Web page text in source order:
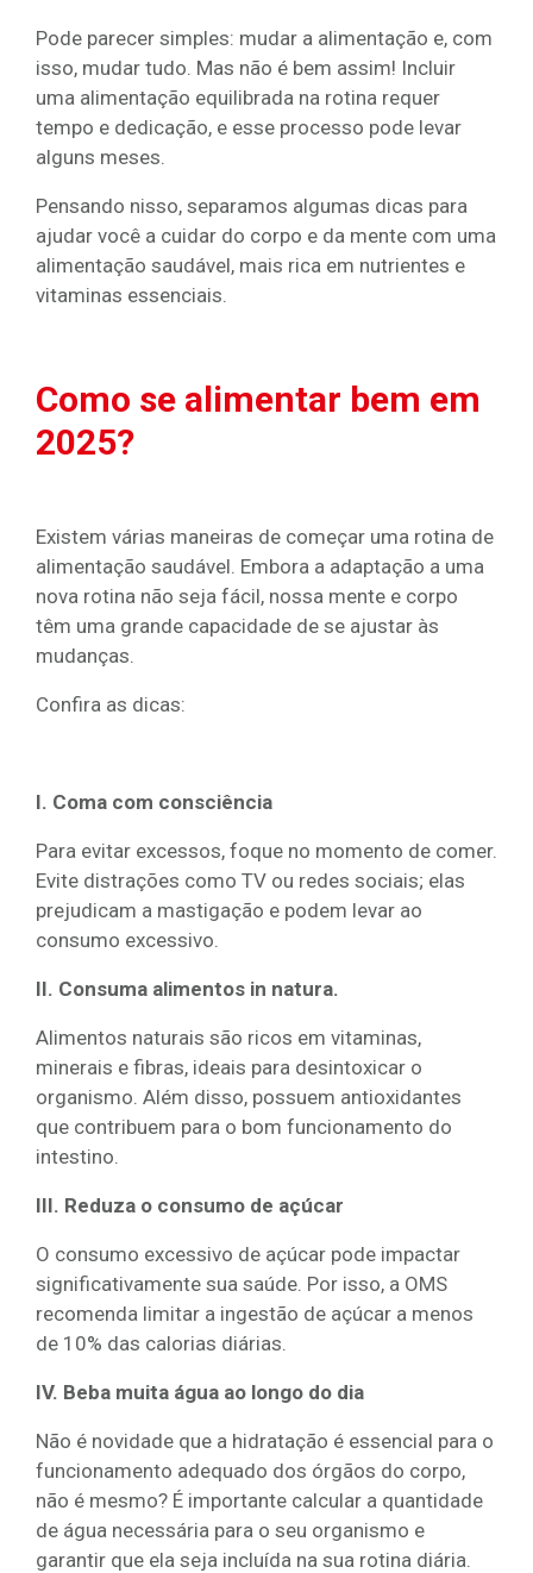
Pode parecer simples: mudar a alimentação e, com
isso, mudar tudo. Mas não é bem assim! Incluir
uma alimentação equilibrada na rotina requer
tempo e dedicação, e esse processo pode levar
alguns meses.
Pensando nisso, separamos algumas dicas para
ajudar você a cuidar do corpo e da mente com uma
alimentação saudável, mais rica em nutrientes e
vitaminas essenciais.
Como se alimentar bem em
2025?
Existem várias maneiras de começar uma rotina de
alimentação saudável. Embora a adaptação a uma
nova rotina não seja fácil, nossa mente e corpo
têm uma grande capacidade de se ajustar às
mudanças.
Confira as dicas:
I. Coma com consciência
Para evitar excessos, foque no momento de comer.
Evite distrações como TV ou redes sociais; elas
prejudicam a mastigação e podem levar ao
consumo excessivo.
II. Consuma alimentos in natura.
Alimentos naturais são ricos em vitaminas,
minerais e fibras, ideais para desintoxicar o
organismo. Além disso, possuem antioxidantes
que contribuem para o bom funcionamento do
intestino.
III. Reduza o consumo de açúcar
O consumo excessivo de açúcar pode impactar
significativamente sua saúde. Por isso, a OMS
recomenda limitar a ingestão de açúcar a menos
de 10% das calorias diárias.
IV. Beba muita água ao longo do dia
Não é novidade que a hidratação é essencial para o
funcionamento adequado dos órgãos do corpo,
não é mesmo? É importante calcular a quantidade
de água necessária para o seu organismo e
garantir que ela seja incluída na sua rotina diária.